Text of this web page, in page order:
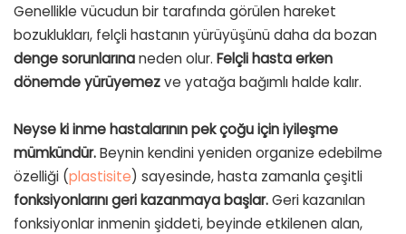
Genellikle vücudun bir tarafında görülen hareket
bozuklukları, felçli hastanın yürüyüşünü daha da bozan
denge sorunlarınaneden olur. Felçli hasta erken
dönemde yürüyemezve yatağa bağımlı halde kalır.
Neyse ki inme hastalarının pek çoğu için iyileşme
mümkündür.Beynin kendini yeniden organize edebilme
özelliği (plastisite) sayesinde, hasta zamanla çeşitli
fonksiyonlarını geri kazanmaya başlar.Geri kazanılan
fonksiyonlar inmenin şiddeti, beyinde etkilenen alan,